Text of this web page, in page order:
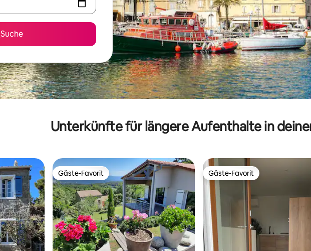
Suche
Unterkünfte für längere Aufenthalte in
Gäste-Favorit
Gäste-Favorit Gäste-Favorit
Gäste-Favorit